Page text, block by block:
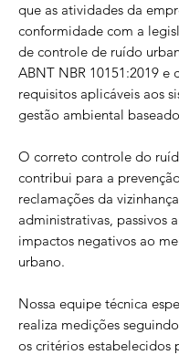
que as atividades da
conformidade com a
de controle de ruído
ABNT NBR 10151:2019 e
requisitos aplicáveis aos
gestão ambiental
O correto controle do
contribui para a
reclamações da
administrativas, passivos
impactos negativos ao
urbano.
Nossa equipe técnica
realiza medições
os critérios estabelecidos